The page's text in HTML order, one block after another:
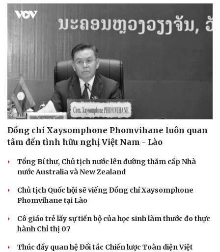
Cải chính
Đồng chí Xaysomphone Phomvihane luôn quan
tâm đến tình hữu nghị Việt Nam - Lào
Tổng Bí thư, Chủ tịch nước lên đường thăm cấp Nhà
nước Australia và New Zealand
Chủ tịch Quốc hội sẽ viếng Đồng chí Xaysomphone
Phomvihane tại Lào
Cô giáo trẻ lấy sự tiến bộ của học sinh làm thước đo thực
hành Chỉ thị 07
Thúc đẩy quan hệ Đối tác Chiến lược Toàn diện Việt